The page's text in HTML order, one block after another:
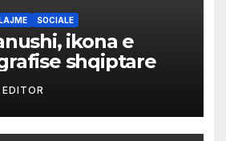
LAJME SOCIALE
ikona e
shqiptare
EDITOR